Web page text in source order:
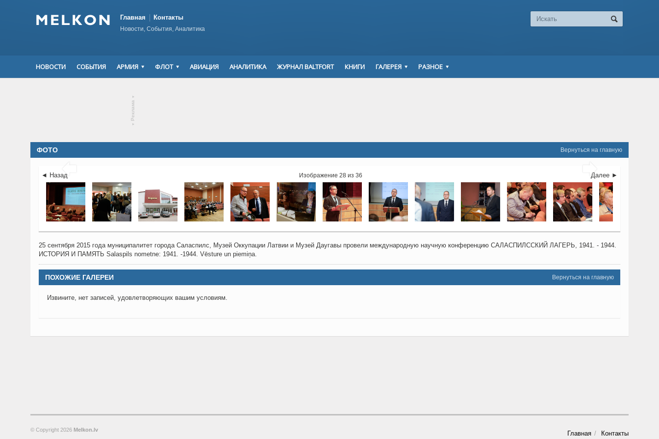
Главная Контакты
Новости, События, Аналитика
НОВОСТИ СОБЫТИЯ АРМИЯ ФЛОТ АВИАЦИЯ АНАЛИТИКА ЖУРНАЛ BALTFORT КНИГИ ГАЛЕРЕЯ РАЗНОЕ
▾
Реклама
▾
Вернуться на главную
ФОТО
 
◄ Назад Далее ►
Изображение 28 из 36
25 сентября 2015 года муниципалитет города Саласпилс, Музей Оккупации Латвии и Музей Даугавы провели международную научную конференцию САЛАСПИЛССКИЙ ЛАГЕРЬ, 1941. - 1944.
ИСТОРИЯ И ПАМЯТЬ Salaspils nometne: 1941. -1944. Vēsture un piemiņa.
Вернуться на главную
ПОХОЖИЕ ГАЛЕРЕИ
Извините, нет записей, удовлетворяющих вашим условиям.
Главная Контакты
© Copyright 2026 Melkon.lv